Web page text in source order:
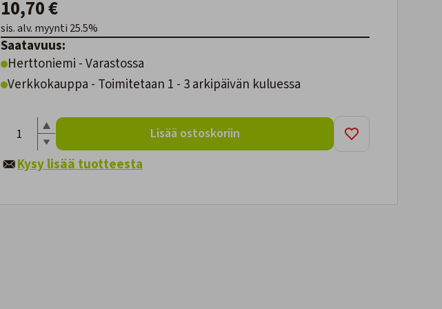
10,70 €
sis. alv. myynti 25.5%
Saatavuus:
Herttoniemi - Varastossa
Verkkokauppa - Toimitetaan 1 - 3 arkipäivän kuluessa
Lisää ostoskoriin
Kysy lisää tuotteesta